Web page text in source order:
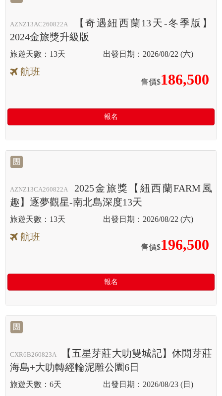
AZNZ13AC260822A
【奇遇紐西蘭13天-冬季版】
2024金旅獎升級版
13天 2026/08/22 (六)
航班
售價$186,500
報名
團
AZNZ13CA260822A
2025金旅獎【紐西蘭FARM風
趣】逐夢觀星-南北島深度13天
13天 2026/08/22 (六)
航班
售價$196,500
報名
團
CXR6B260823A
【五星芽莊大叻雙城記】休閒芽莊
海島+大叻轉經輪泥雕公園6日
6天 2026/08/23 (日)